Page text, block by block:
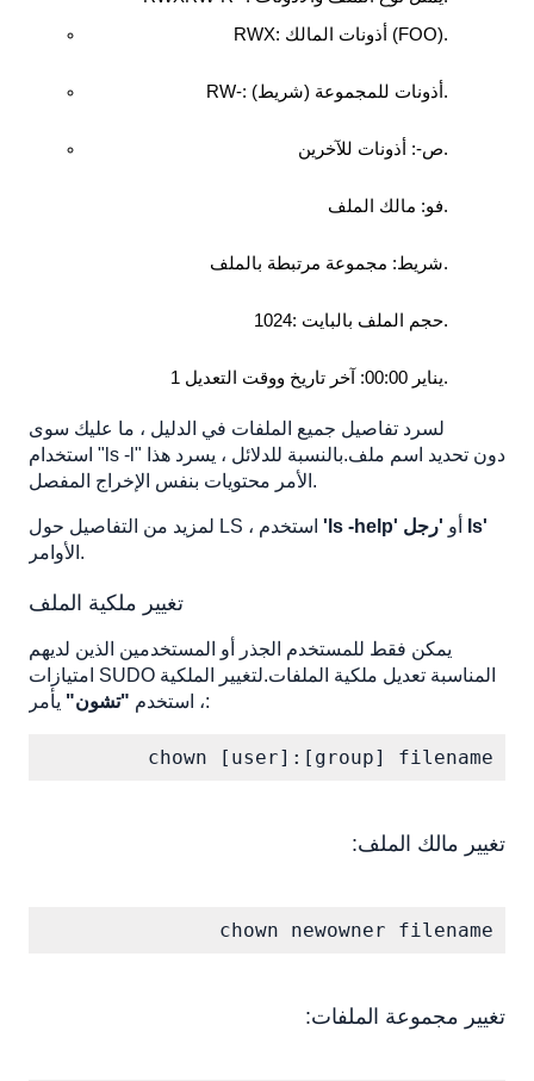
RWX: أذونات المالك (FOO).
RW-: أذونات للمجموعة (شريط).
ص-: أذونات للآخرين.
فو: مالك الملف.
شريط: مجموعة مرتبطة بالملف.
1024: حجم الملف بالبايت.
1 يناير 00:00: آخر تاريخ ووقت التعديل.
لسرد تفاصيل جميع الملفات في الدليل ، ما عليك سوى
استخدام "ls -l" دون تحديد اسم ملف.بالنسبة للدلائل ، يسرد هذا
الأمر محتويات بنفس الإخراج المفصل.
لمزيد من التفاصيل حول LS ، استخدم 'ls -help' أو
'رجل ls'
الأوامر.
تغيير ملكية الملف
يمكن فقط للمستخدم الجذر أو المستخدمين الذين لديهم
امتيازات SUDO المناسبة تعديل ملكية الملفات.لتغيير الملكية
، استخدم "تشون" يأمر:
chown [user]:[group] filename
تغيير مالك الملف:
chown newowner filename
تغيير مجموعة الملفات: